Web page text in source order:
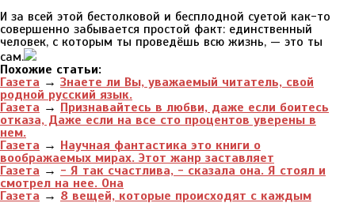
И за всей этой бестолковой и бесплодной суетой как-то
совершенно забывается простой факт: единственный
человек, с которым ты проведёшь всю жизнь, — это ты
сам.
Похожие статьи:
Газета → Знаете ли Вы, уважаемый читатель, свой
родной русский язык.
Газета → Признавайтесь в любви, даже если боитесь
отказа, Даже если на все сто процентов уверены в
нем.
Газета → Научная фантастика это книги о
воображаемых мирах. Этот жанр заставляет
Газета → - Я так счастлива, - сказала она. Я стоял и
смотрел на нее. Она
Газета → 8 вещей, которые происходят с каждым